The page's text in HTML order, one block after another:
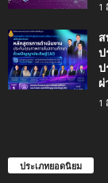
1
ป
ป
1
ประเภทยอดนิยม